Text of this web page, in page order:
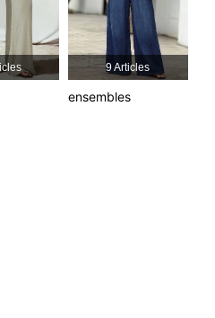
Triangle, Couleur: Rose pâle, Taille: M
9 Articles
ensembles